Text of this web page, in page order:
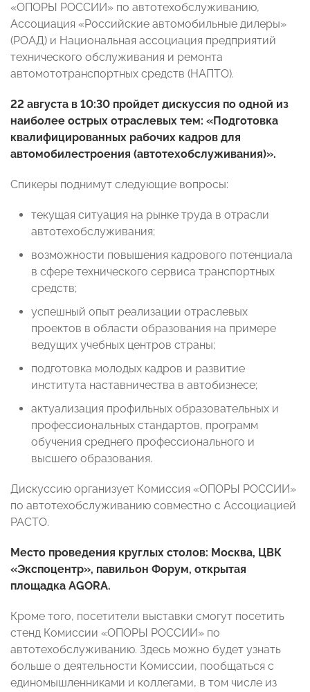
«ОПОРЫ РОССИИ» по автотехобслуживанию,
Ассоциация «Российские автомобильные дилеры»
(РОАД) и Национальная ассоциация предприятий
технического обслуживания и ремонта
автомототранспортных средств (НАПТО).
22 августа в 10:30 пройдет дискуссия по одной из
наиболее острых отраслевых тем: «Подготовка
квалифицированных рабочих кадров для
автомобилестроения (автотехобслуживания)».
Спикеры поднимут следующие вопросы:
текущая ситуация на рынке труда в отрасли
автотехобслуживания;
возможности повышения кадрового потенциала
в сфере технического сервиса транспортных
средств;
успешный опыт реализации отраслевых
проектов в области образования на примере
ведущих учебных центров страны;
подготовка молодых кадров и развитие
института наставничества в автобизнесе;
актуализация профильных образовательных и
профессиональных стандартов, программ
обучения среднего профессионального и
высшего образования.
Дискуссию организует Комиссия «ОПОРЫ РОССИИ»
по автотехобслуживанию совместно с Ассоциацией
РАСТО.
Место проведения круглых столов: Москва, ЦВК
«Экспоцентр», павильон Форум, открытая
площадка AGORA.
Кроме того, посетители выставки смогут посетить
стенд Комиссии «ОПОРЫ РОССИИ» по
автотехобслуживанию. Здесь можно будет узнать
больше о деятельности Комиссии, пообщаться с
единомышленниками и коллегами, в том числе из